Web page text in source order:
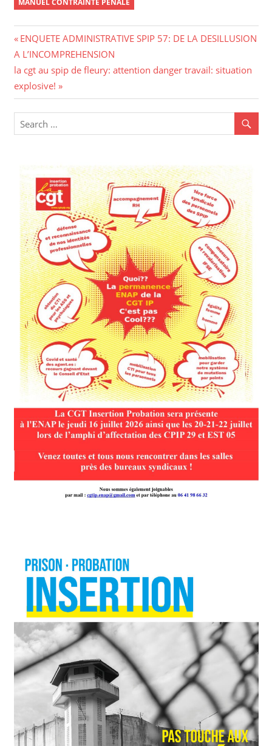
Navigation
de
l’article
Previous
Post:
ENQUETE ADMINISTRATIVE SPIP 57: DE LA DESILLUSION
A L’INCOMPREHENSION
Next
Post:
la cgt au spip de fleury: attention danger travail: situation
explosive!